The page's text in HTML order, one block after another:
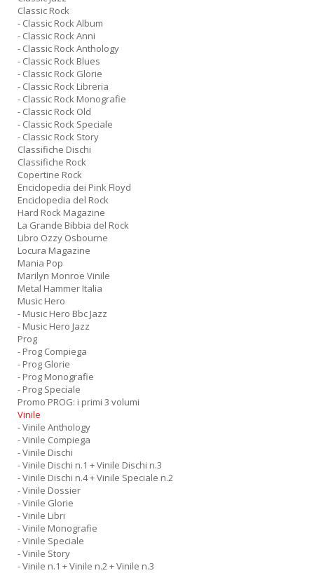
Classic Rock
- Classic Rock Album
- Classic Rock Anni
- Classic Rock Anthology
- Classic Rock Blues
- Classic Rock Glorie
- Classic Rock Libreria
- Classic Rock Monografie
- Classic Rock Old
- Classic Rock Speciale
- Classic Rock Story
Classifiche Dischi
Classifiche Rock
Copertine Rock
Enciclopedia dei Pink Floyd
Enciclopedia del Rock
Hard Rock Magazine
La Grande Bibbia del Rock
Libro Ozzy Osbourne
Locura Magazine
Mania Pop
Marilyn Monroe Vinile
Metal Hammer Italia
Music Hero
- Music Hero Bbc Jazz
- Music Hero Jazz
Prog
- Prog Compiega
- Prog Glorie
- Prog Monografie
- Prog Speciale
Promo PROG: i primi 3 volumi
Vinile
- Vinile Anthology
- Vinile Compiega
- Vinile Dischi
- Vinile Dischi n.1 + Vinile Dischi n.3
- Vinile Dischi n.4 + Vinile Speciale n.2
- Vinile Dossier
- Vinile Glorie
- Vinile Libri
- Vinile Monografie
- Vinile Speciale
- Vinile Story
- Vinile n.1 + Vinile n.2 + Vinile n.3